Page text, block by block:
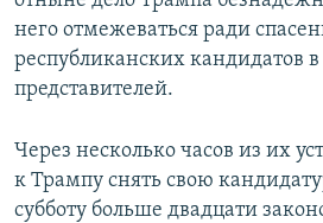
него отмежеваться ради
республиканских кандидатов
представителей.
Через несколько часов из их
к Трампу снять свою
субботу больше двадцати